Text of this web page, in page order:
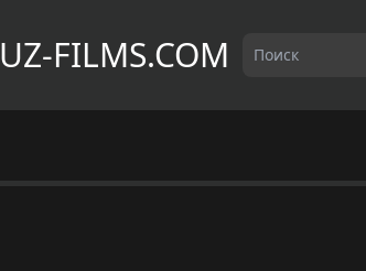
UZ-FILMS.COM